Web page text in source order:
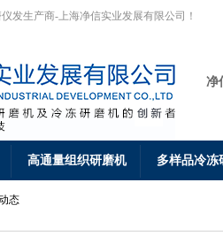
发生产商-上海净信实业发展有限公司！
净
高通量组织研磨机 多样品冷冻
态